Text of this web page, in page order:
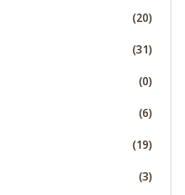
(20)
(31)
(0)
(6)
(19)
(3)